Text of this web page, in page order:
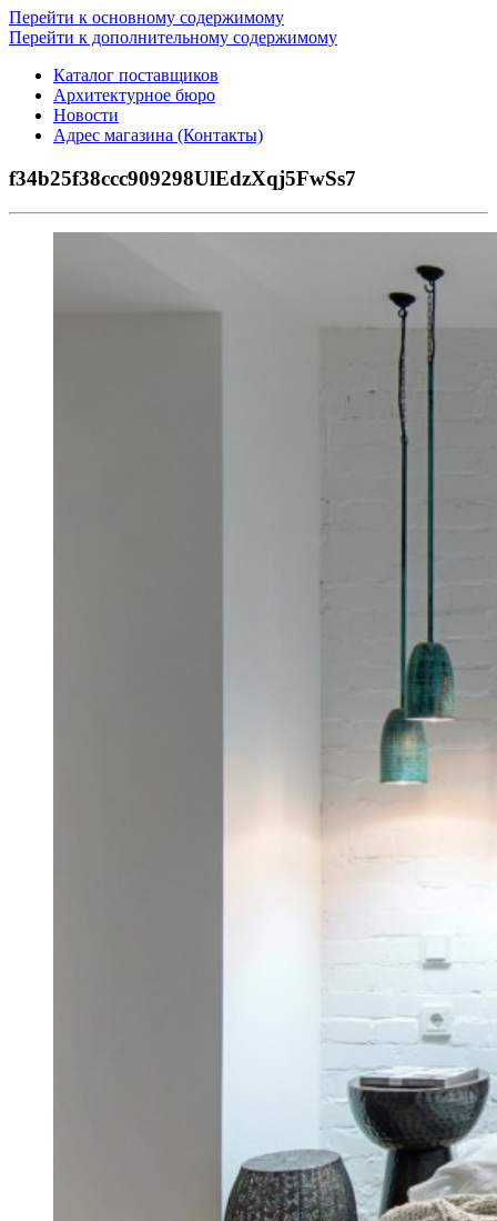
Перейти к основному содержимому
Перейти к дополнительному содержимому
Каталог поставщиков
Архитектурное бюро
Новости
Адрес магазина (Контакты)
f34b25f38ccc909298UlEdzXqj5FwSs7